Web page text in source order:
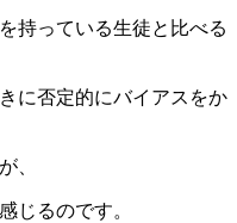
持っている生徒と比べる
に否定的にバイアスをか
、
じるのです。